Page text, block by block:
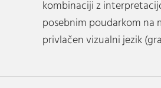
kombinaciji z
posebnim poudarkom na
privlačen vizualni jezik